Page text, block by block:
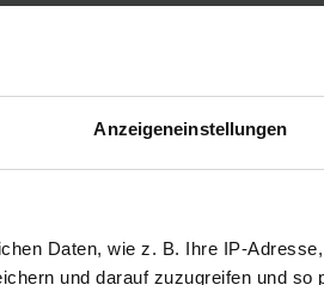
Anzeigeneinstellungen
Daten, wie z. B. Ihre IP-
und darauf zuzugreifen und so
–